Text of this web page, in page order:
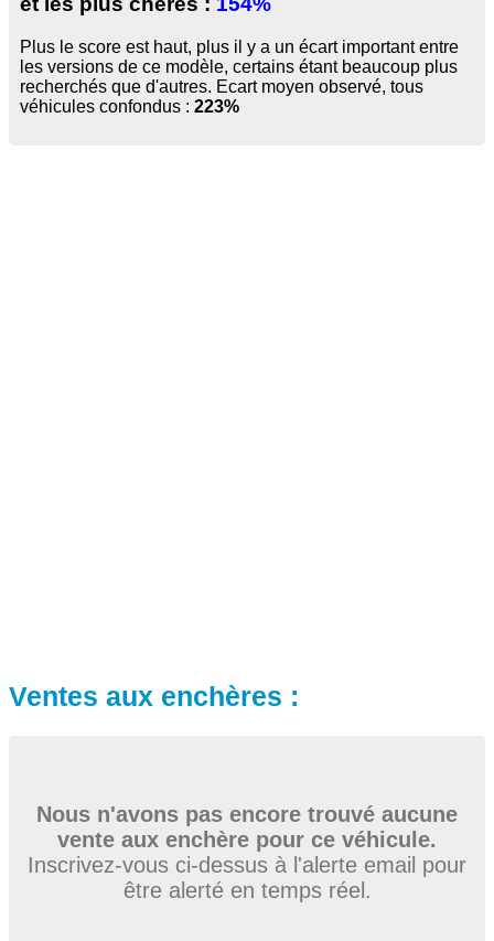
Plus le score est haut, plus il y a un écart important entre
les versions de ce modèle, certains étant beaucoup plus
recherchés que d'autres. Ecart moyen observé, tous
véhicules confondus : 223%
Ventes aux enchères :
Nous n'avons pas encore trouvé aucune
vente aux enchère pour ce véhicule.
Inscrivez-vous ci-dessus à l'alerte email pour
être alerté en temps réel.